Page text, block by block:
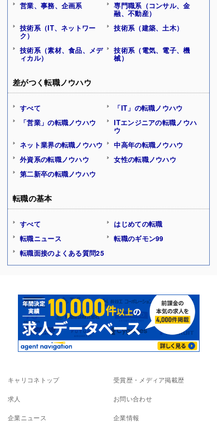
営業、事務、企画系
専門職系（コンサル、金
融、不動産）
技術系（IT、ネットワー
ク）
技術系（建築、土木）
技術系（素材、食品、メデ
ィカル）
技術系（電気、電子、機
械）
差がつく転職ノウハウ
すべて
「IT」の転職ノウハウ
「営業」の転職ノウハウ
ITエンジニアの転職ノウハ
ウ
ネット業界の転職ノウハウ
中高年の転職ノウハウ
外資系の転職ノウハウ
女性の転職ノウハウ
第二新卒の転職ノウハウ
転職の基本
すべて
はじめての転職
転職ニュース
転職のギモン99
転職面接のよくある質問25
キャリコネトップ
求人
企業ニュース
受賞歴・メディア掲載歴
お問い合わせ
企業情報